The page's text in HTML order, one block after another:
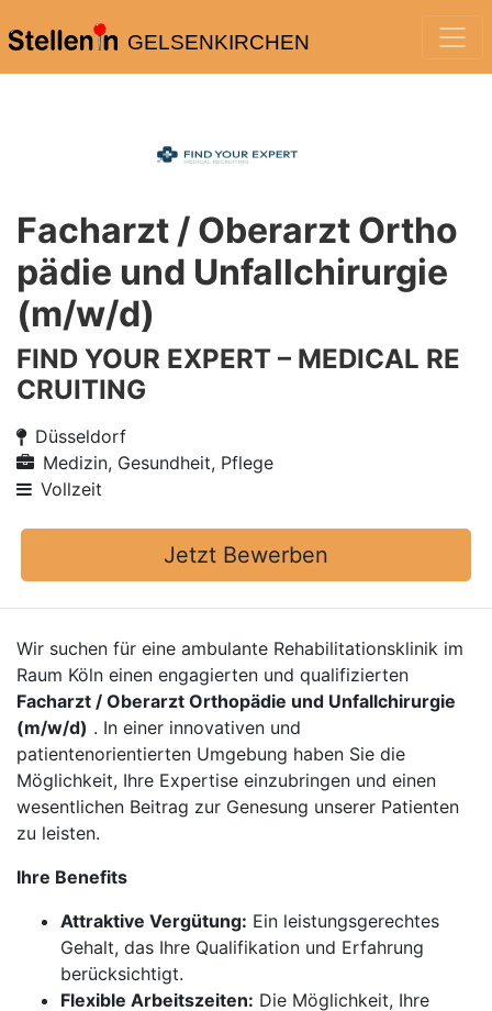
GELSENKIRCHEN
Facharzt / Oberarzt Ortho
pädie und Unfallchirurgie
(m/w/d)
FIND YOUR EXPERT – MEDICAL RE
CRUITING
Düsseldorf
Medizin, Gesundheit, Pflege
Vollzeit
Jetzt Bewerben
Wir suchen für eine ambulante Rehabilitationsklinik im
Raum Köln einen engagierten und qualifizierten
Facharzt / Oberarzt Orthopädie und Unfallchirurgie
(m/w/d) . In einer innovativen und
patientenorientierten Umgebung haben Sie die
Möglichkeit, Ihre Expertise einzubringen und einen
wesentlichen Beitrag zur Genesung unserer Patienten
zu leisten.
Ihre Benefits
Attraktive Vergütung: Ein leistungsgerechtes
Gehalt, das Ihre Qualifikation und Erfahrung
berücksichtigt.
Flexible Arbeitszeiten: Die Möglichkeit, Ihre